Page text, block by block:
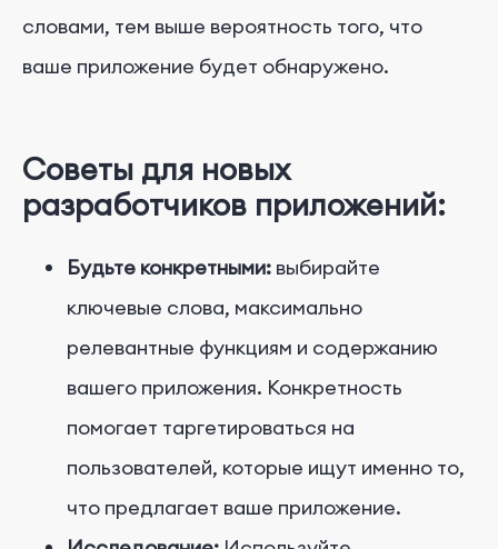
словами, тем выше вероятность того, что
ваше приложение будет обнаружено.
Советы для новых
разработчиков приложений:
Будьте конкретными: выбирайте
ключевые слова, максимально
релевантные функциям и содержанию
вашего приложения. Конкретность
помогает таргетироваться на
пользователей, которые ищут именно то,
что предлагает ваше приложение.